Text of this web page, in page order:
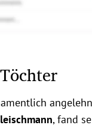
, fand